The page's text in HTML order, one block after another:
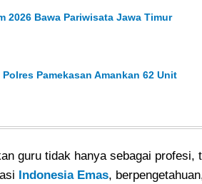
2026 Bawa Pariwisata Jawa Timur
Pamekasan Amankan 62 Unit
guru tidak hanya sebagai profesi,
Indonesia Emas,